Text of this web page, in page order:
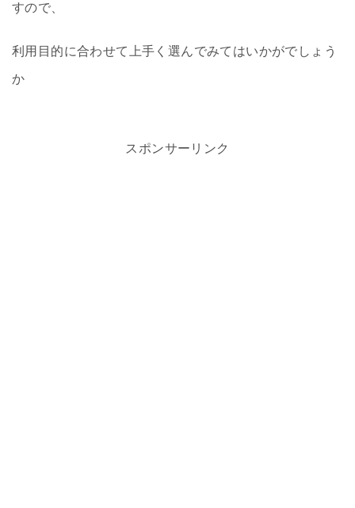
すので、
利用目的に合わせて上手く選んでみてはいかがでしょう
か
スポンサーリンク